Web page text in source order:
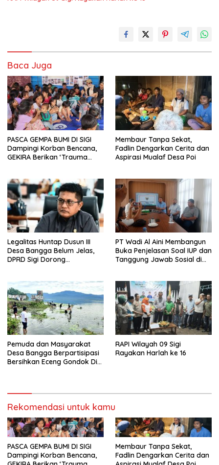
Baca Juga
PASCA GEMPA BUMI DI SIGI
Dampingi Korban Bencana,
GEKIRA Berikan ‘Trauma
Membaur Tanpa Sekat,
Fadlin Dengarkan Cerita dan
Aspirasi Mualaf Desa Poi
Legalitas Huntap Dusun III
Desa Bangga Belum Jelas,
DPRD Sigi Dorong
PT Wadi Al Aini Membangun
Buka Penjelasan Soal IUP dan
Tanggung Jawab Sosial di
Pemuda dan Masyarakat
Desa Bangga Berpartisipasi
Bersihkan Eceng Gondok Di
RAPI Wilayah 09 Sigi
Rayakan Harlah ke 16
Rekomendasi untuk kamu
PASCA GEMPA BUMI DI SIGI
Dampingi Korban Bencana,
Membaur Tanpa Sekat,
Fadlin Dengarkan Cerita dan